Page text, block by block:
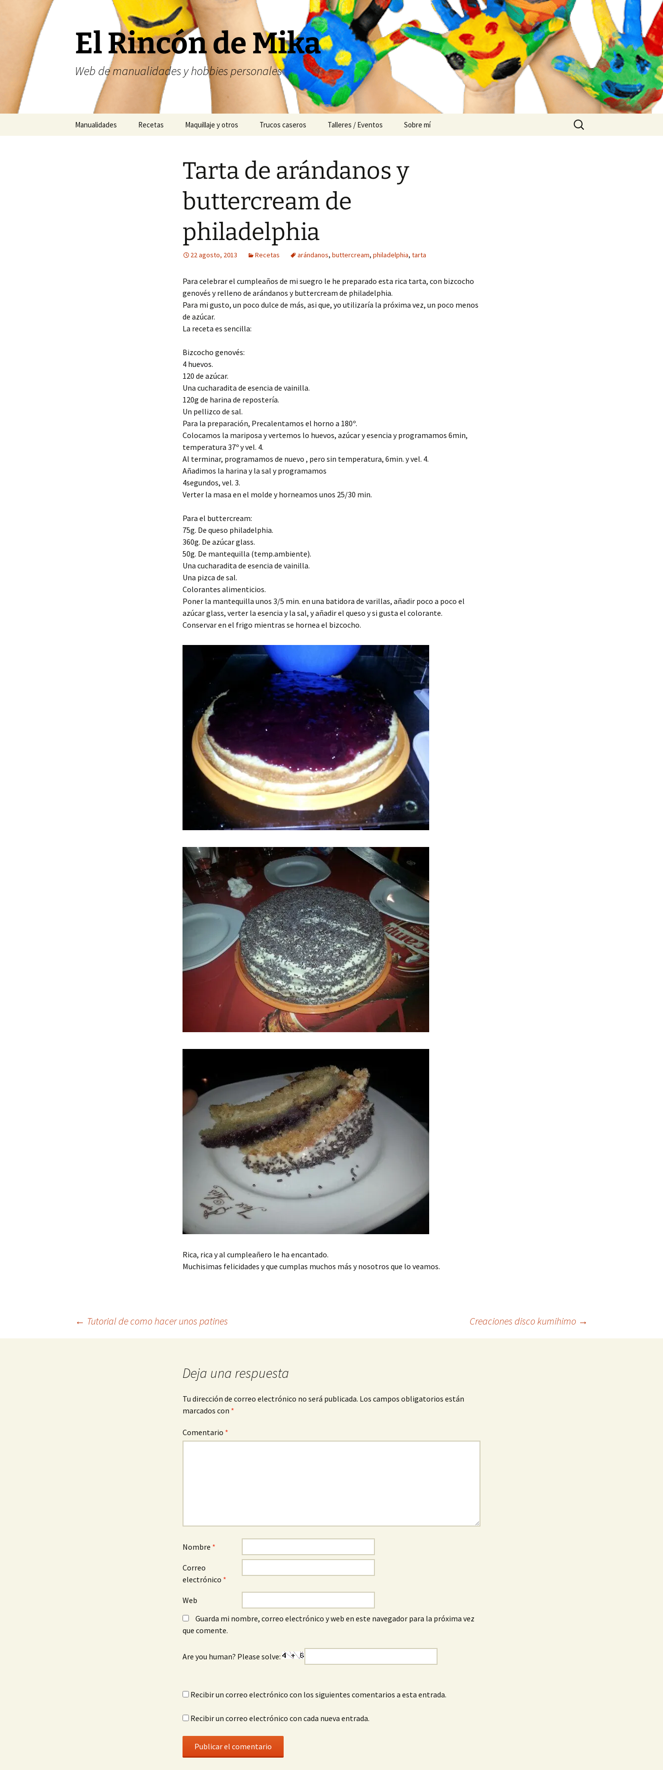
El Rincón de Mika
Web de manualidades y hobbies personales
Manualidades Recetas Maquillaje y otros Trucos caseros Talleres / Eventos
Mesas dulces
Animación
Sobre mí
Buscar:
Tarta de arándanos y
buttercream de
philadelphia
22 agosto, 2013 Recetas arándanos, buttercream, philadelphia, tarta
Para celebrar el cumpleaños de mi suegro le he preparado esta rica tarta, con bizcocho
genovés y relleno de arándanos y buttercream de philadelphia.
Para mi gusto, un poco dulce de más, asi que, yo utilizaría la próxima vez, un poco menos
de azúcar.
La receta es sencilla:
Bizcocho genovés:
4 huevos.
120 de azúcar.
Una cucharadita de esencia de vainilla.
120g de harina de repostería.
Un pellizco de sal.
Para la preparación, Precalentamos el horno a 180º.
Colocamos la mariposa y vertemos lo huevos, azúcar y esencia y programamos 6min,
temperatura 37º y vel. 4.
Al terminar, programamos de nuevo , pero sin temperatura, 6min. y vel. 4.
Añadimos la harina y la sal y programamos
4segundos, vel. 3.
Verter la masa en el molde y horneamos unos 25/30 min.
Para el buttercream:
75g. De queso philadelphia.
360g. De azúcar glass.
50g. De mantequilla (temp.ambiente).
Una cucharadita de esencia de vainilla.
Una pizca de sal.
Colorantes alimenticios.
Poner la mantequilla unos 3/5 min. en una batidora de varillas, añadir poco a poco el
azúcar glass, verter la esencia y la sal, y añadir el queso y si gusta el colorante.
Conservar en el frigo mientras se hornea el bizcocho.
Rica, rica y al cumpleañero le ha encantado.
Muchisimas felicidades y que cumplas muchos más y nosotros que lo veamos.
Navegación
← Tutorial de como hacer unos patines Creaciones disco kumihimo →
Deja una respuesta
Tu dirección de correo electrónico no será publicada. Los campos obligatorios están
marcados con *
Comentario *
Nombre *
Correo
electrónico *
Web
Guarda mi nombre, correo electrónico y web en este navegador para la próxima vez
que comente.
Are you human? Please solve:
Recibir un correo electrónico con los siguientes comentarios a esta entrada.
Recibir un correo electrónico con cada nueva entrada.